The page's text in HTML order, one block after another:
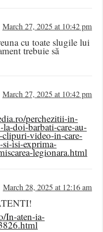
March 27, 2025 at 10:42 pm
cu toate slugile lui
trebuie să
March 27, 2025 at 10:42 pm
perchezitii-in-
doi-barbati-care-au-
clipuri-video-in-care-
si-isi-exprima-
legionara.html
March 28, 2025 at 12:16 am
In-aten-ia-